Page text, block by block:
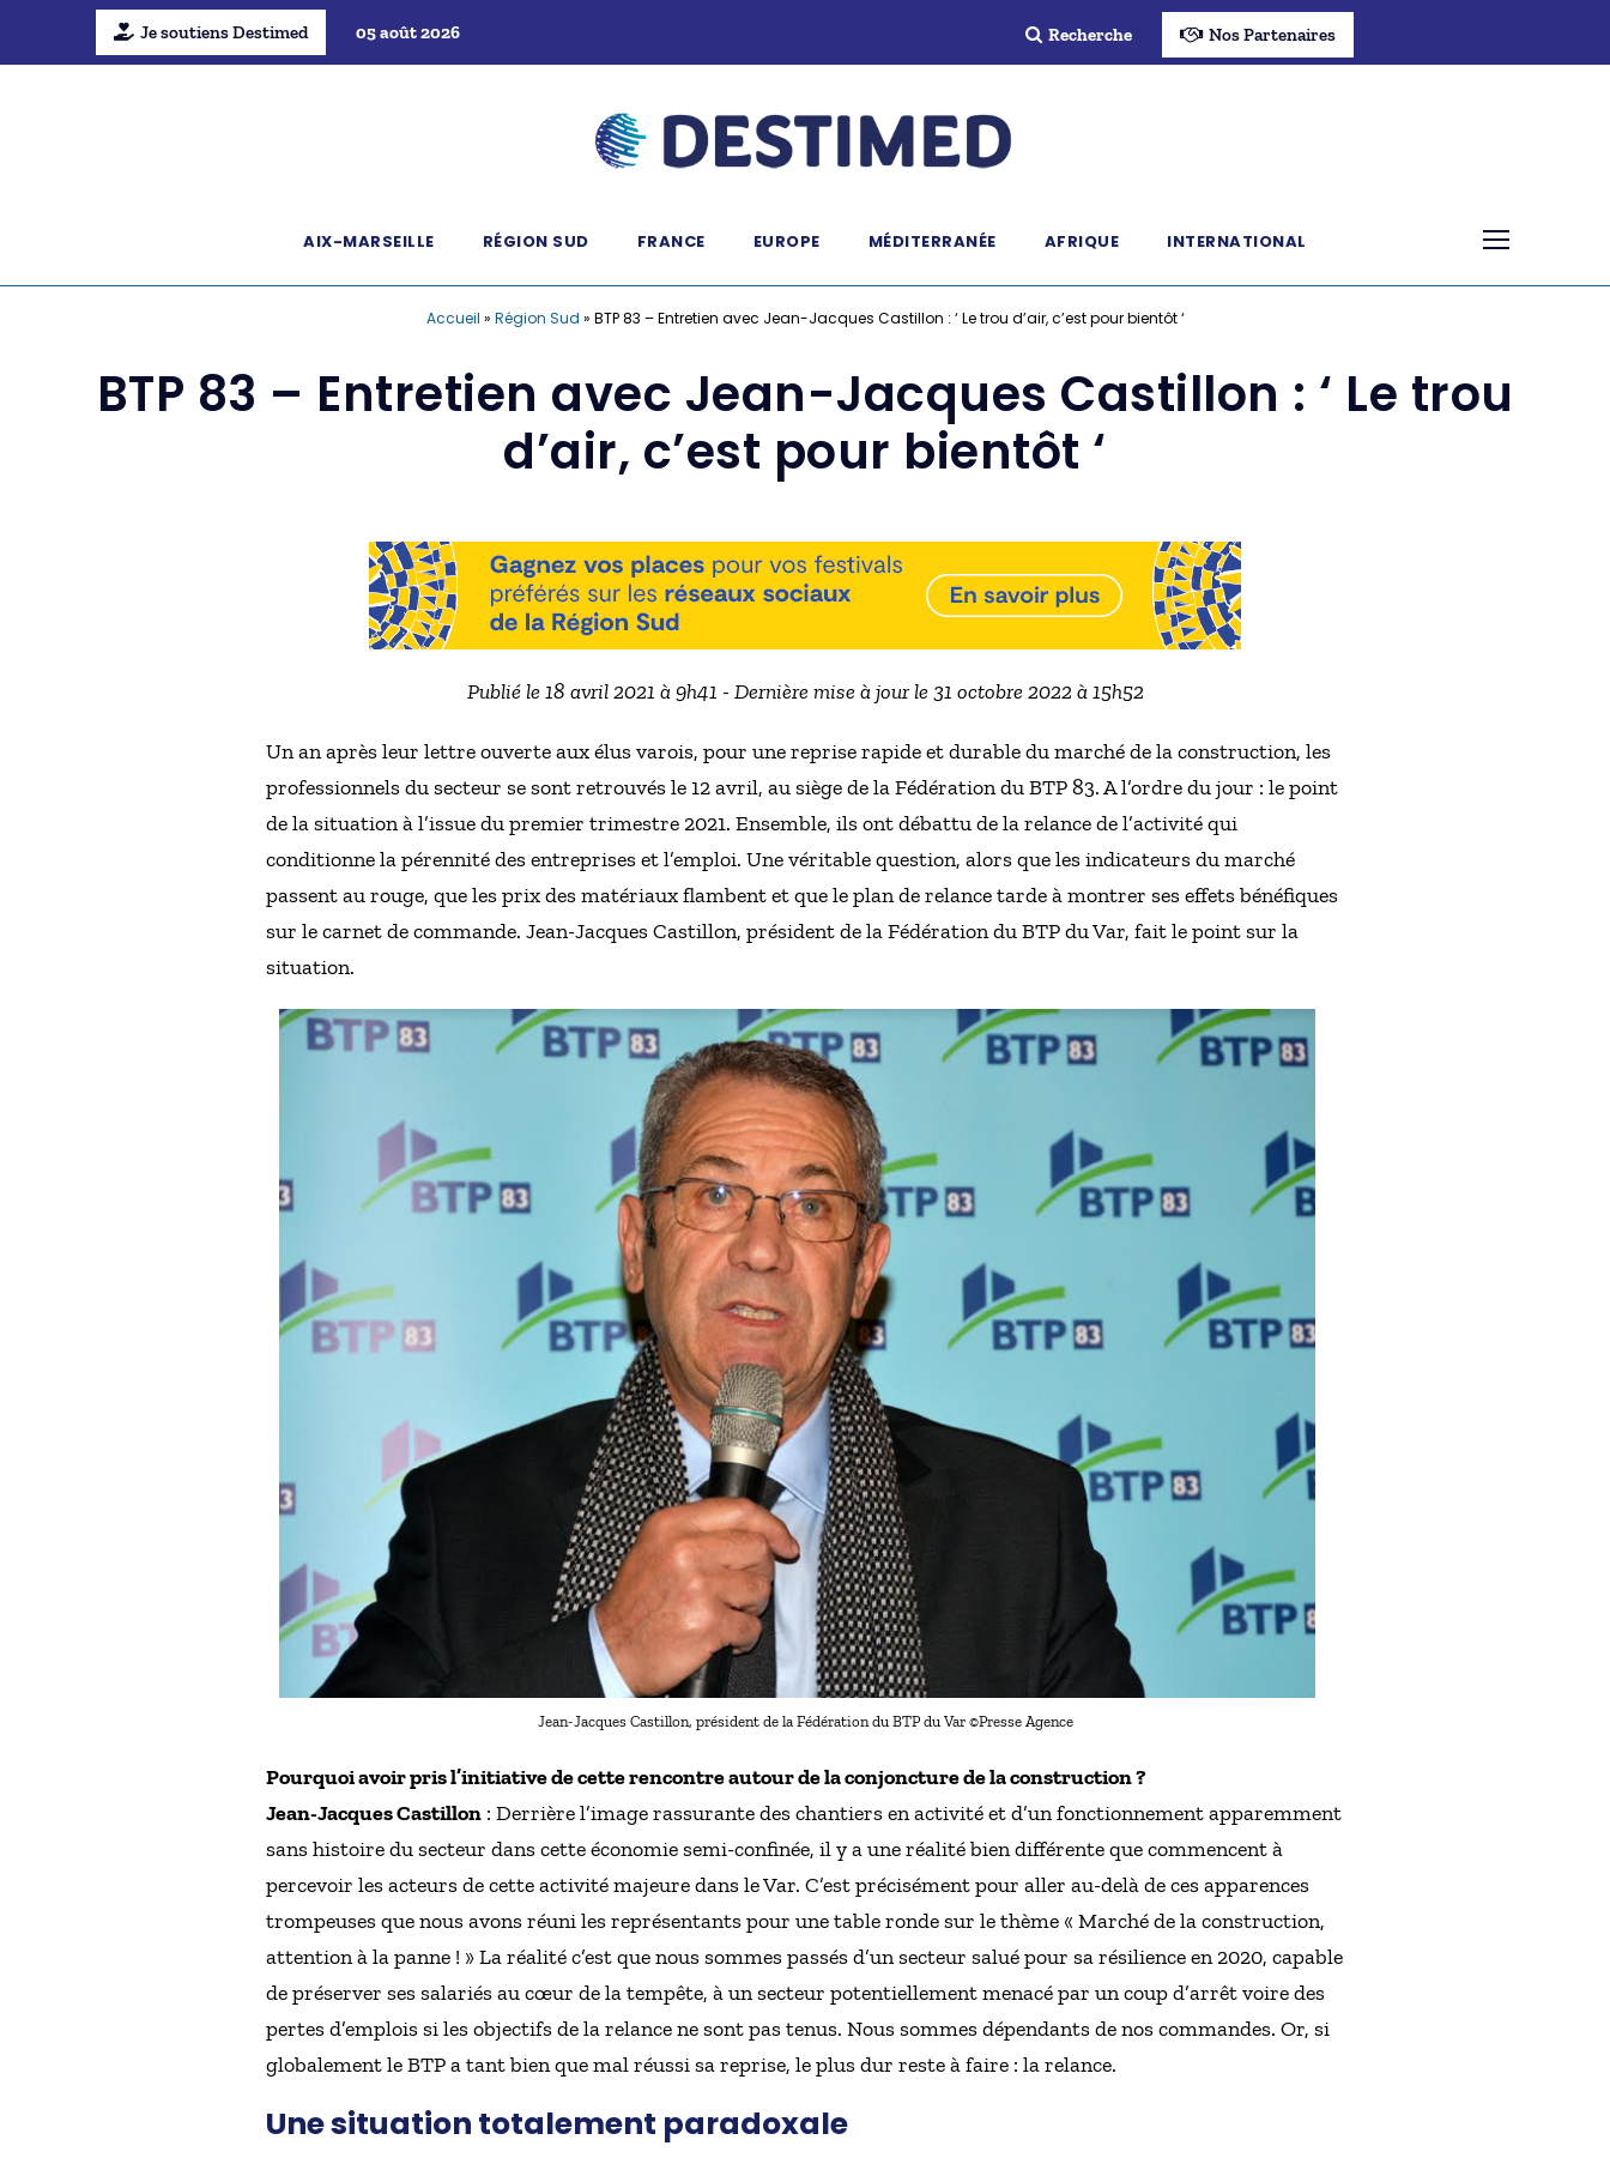
Je soutiens Destimed 05 août 2026 Recherche Nos Partenaires
AIX-MARSEILLE RÉGION SUD FRANCE EUROPE MÉDITERRANÉE AFRIQUE INTERNATIONAL
Accueil » Région Sud » BTP 83 – Entretien avec Jean-Jacques Castillon : ‘ Le trou d’air, c’est pour bientôt ‘
BTP 83 – Entretien avec Jean-Jacques Castillon : ‘ Le trou
d’air, c’est pour bientôt ‘
Publié le 18 avril 2021 à 9h41 - Dernière mise à jour le 31 octobre 2022 à 15h52
Un an après leur lettre ouverte aux élus varois, pour une reprise rapide et durable du marché de la construction, les
professionnels du secteur se sont retrouvés le 12 avril, au siège de la Fédération du BTP 83. A l’ordre du jour : le point
de la situation à l’issue du premier trimestre 2021. Ensemble, ils ont débattu de la relance de l’activité qui
conditionne la pérennité des entreprises et l’emploi. Une véritable question, alors que les indicateurs du marché
passent au rouge, que les prix des matériaux flambent et que le plan de relance tarde à montrer ses effets bénéfiques
sur le carnet de commande. Jean-Jacques Castillon, président de la Fédération du BTP du Var, fait le point sur la
situation.
Jean-Jacques Castillon, président de la Fédération du BTP du Var ©Presse Agence
Pourquoi avoir pris l’initiative de cette rencontre autour de la conjoncture de la construction ?
Jean-Jacques Castillon : Derrière l’image rassurante des chantiers en activité et d’un fonctionnement apparemment
sans histoire du secteur dans cette économie semi-confinée, il y a une réalité bien différente que commencent à
percevoir les acteurs de cette activité majeure dans le Var. C’est précisément pour aller au-delà de ces apparences
trompeuses que nous avons réuni les représentants pour une table ronde sur le thème « Marché de la construction,
attention à la panne ! » La réalité c’est que nous sommes passés d’un secteur salué pour sa résilience en 2020, capable
de préserver ses salariés au cœur de la tempête, à un secteur potentiellement menacé par un coup d’arrêt voire des
pertes d’emplois si les objectifs de la relance ne sont pas tenus. Nous sommes dépendants de nos commandes. Or, si
globalement le BTP a tant bien que mal réussi sa reprise, le plus dur reste à faire : la relance.
Une situation totalement paradoxale